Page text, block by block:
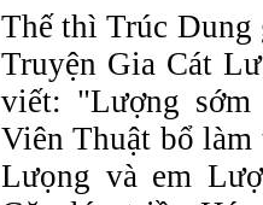
Thế thì Trúc Dung
Truyện Gia Cát
viết: "Lượng
Viên Thuật bổ
Lưọng và em